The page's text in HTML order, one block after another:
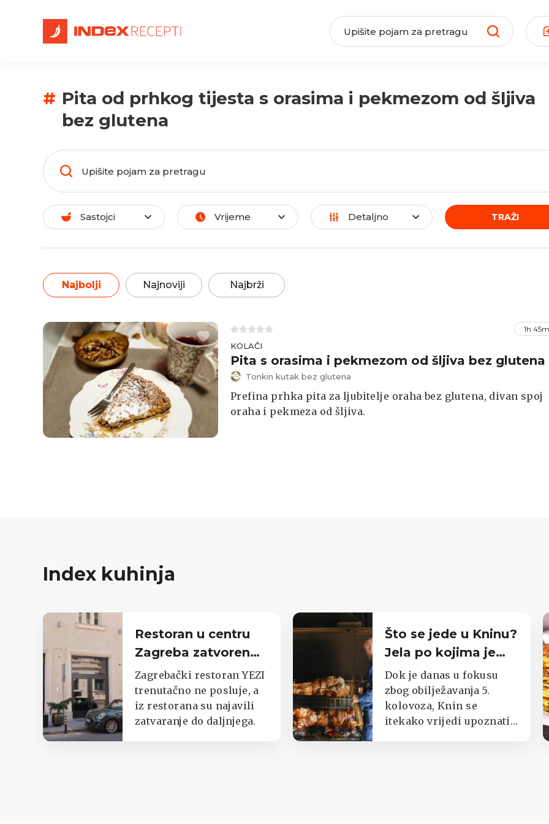
# Pita od prhkog tijesta s orasima i pekmezom od šljiva
bez glutena
Sastojci Vrijeme Detaljno TRAŽI
Najbolji Najnoviji Najbrži
1h
KOLAČI
Pita s orasima i pekmezom od šljiva bez glutena
Tonkin kutak bez glutena
Prefina prhka pita za ljubitelje oraha bez glutena, divan spoj
oraha i pekmeza od šljiva.
Index kuhinja
Restoran u centru
Zagreba zatvoren
do daljnjega,
oglasili se iz lokala
Zagrebački restoran YEZI
trenutačno ne posluje, a
iz restorana su najavili
zatvaranje do daljnjega.
Što se jede u Kninu?
Jela po kojima je
poznat cijeli kraj
Dok je danas u fokusu
zbog obilježavanja 5.
kolovoza, Knin se
itekako vrijedi upoznati i